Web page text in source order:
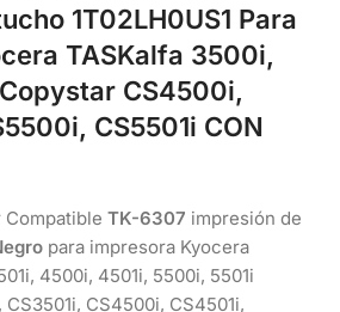
1T02LH0US1 Para
TASKalfa 3500i,
CS4500i,
CS5501i CON
TK-6307 impresión de
para impresora Kyocera
4500i, 4501i, 5500i, 5501i
CS3501i, CS4500i, CS4501i,